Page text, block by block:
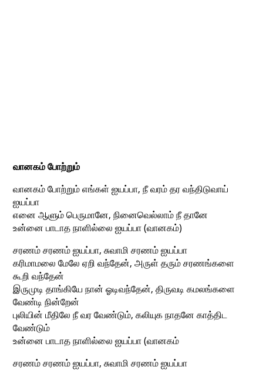
வானகம் போற்றும்
வானகம் போற்றும் எங்கள் ஐயப்பா, நீ வரம் தர வந்திடுவாய்
ஐயப்பா
எனை ஆளும் பெருமானே, நினைவெல்லாம் நீ தானே
உன்னை பாடாத நாளில்லை ஐயப்பா (வானகம்)
சரணம் சரணம் ஐயப்பா, சுவாமி சரணம் ஐயப்பா
கரிமாமலை மேலே ஏறி வந்தேன், அருள் தரும் சரணங்களை
கூறி வந்தேன்
இருமுடி தாங்கியே நான் ஓடிவந்தேன், திருவடி கமலங்களை
வேண்டி நின்றேன்
புலியின் மீதிலே நீ வர வேண்டும், கலியுக நாதனே காத்திட
வேண்டும்
உன்னை பாடாத நாளில்லை ஐயப்பா (வானகம்
சரணம் சரணம் ஐயப்பா, சுவாமி சரணம் ஐயப்பா